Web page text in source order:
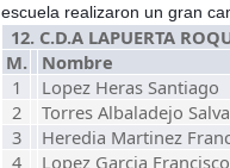
escuela realizaron un gran
12. C.D.A LAPUERTA
M.
Nombre
1
Lopez Heras Santiago
2
Torres Albaladejo
3
Heredia Martinez
4
Lopez Garcia